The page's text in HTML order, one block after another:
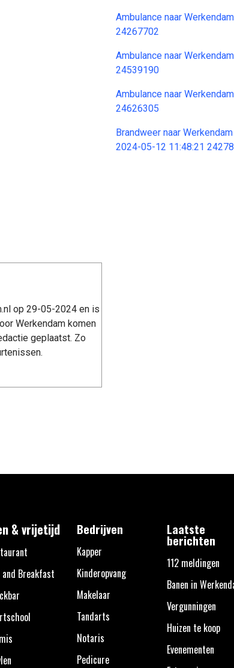
Ambulance naar
24267702
Ambulance naar
24539190
Ambulance naar
24626305
Brandweer naar
2024-05-12 11:48:21
op 29-05-2024 en is
Werkendam komen
geplaatst. Zo
& vrijetijd
and Breakfast
Bedrijven
Kapper
Kinderopvang
Makelaar
Tandarts
Notaris
Pedicure
Laatste
berichten
112 meldingen
Banen in
Vergunningen
Huizen te koop
Evenementen